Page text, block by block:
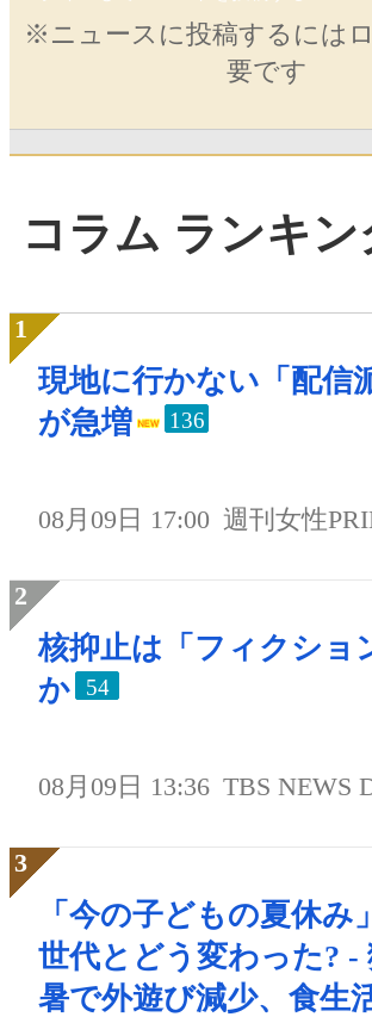
※ニュースに投稿するには
要です
コラム ランキン
現地に行かない「配信
が急増
136
08月09日 17:00 週刊女性
核抑止は「フィクショ
か
54
08月09日 13:36 TBS NEWS
「今の子どもの夏休み
世代とどう変わった? -
暑で外遊び減少、食生